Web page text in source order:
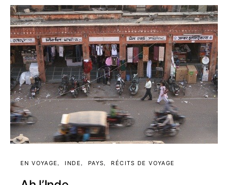
EN VOYAGE INDE PAYS RÉCITS DE VOYAGE